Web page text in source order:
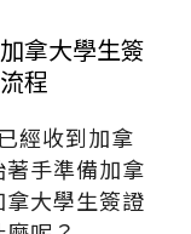
拿大學生簽
程
經收到加拿
手準備加拿
大學生簽證